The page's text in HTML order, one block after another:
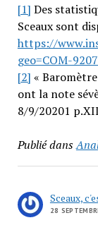
[1] Des
Sceaux sont
https://
geo=COM-
[2] «
ont la note
8/9/20201 p.XII
Publié dans
Sceaux,
28